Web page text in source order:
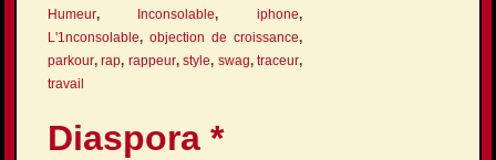
Humeur, Inconsolable,iphone,
L'1nconsolable, objection de croissance,
parkour,rap, rappeur,style, swag,traceur,
travail
Diaspora *